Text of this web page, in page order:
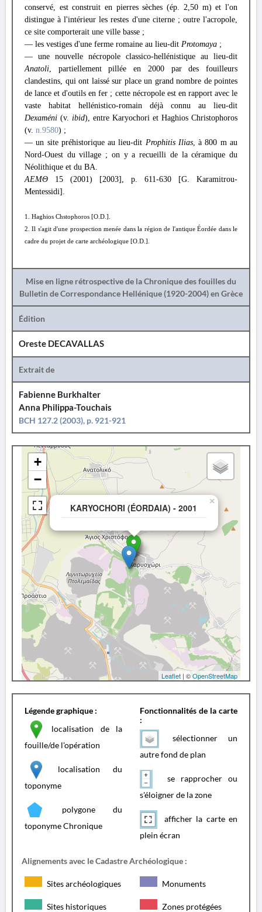
conservé, est construit en pierres sèches (ép. 2,50 m) et l'on
distingue à l'intérieur les restes d'une citerne ; outre l'acropole,
ce site comporterait une ville basse ;
— les vestiges d'une ferme romaine au lieu-dit Protomaya ;
— une nouvelle nécropole classico-hellénistique au lieu-dit
Anatoli, partiellement pillée en 2000 par des fouilleurs
clandestins, qui ont laissé sur place un grand nombre de pointes
de lance et d'outils en fer ; cette nécropole est en rapport avec le
vaste habitat hellénistico-romain déjà connu au lieu-dit
Dexaméni (v. ibid), entre Karyochori et Haghios Christophoros
(v. n.9580) ;
— un site préhistorique au lieu-dit Prophitis Ilias, à 800 m au
Nord-Ouest du village ; on y a recueilli de la céramique du
Néolithique et du ΒΑ.
ΑΕΜΘ 15 (2001) [2003], p. 611-630 [G. Karamitrou-
Mentessidi].
1. Haghios Chstophoros [O.D.].
2. Il s'agit d'une prospection menée dans la région de l'antique Éordée dans le
cadre du projet de carte archéologique [O.D.].
Mise en ligne rétrospective de la Chronique des fouilles du
Bulletin de Correspondance Hellénique (1920-2004) en Grèce
Édition
Oreste DECAVALLAS
Extrait de
Fabienne Burkhalter
Anna Philippa-Touchais
BCH 127.2 (2003), p. 921-921
KARYOCHORI (ÉORDAIA) - 2001
×
+
−
Leaflet | ©OpenStreetMap
Légende graphique :
localisation de la
fouille/de l'opération
localisation du
toponyme
polygone du
toponyme Chronique
Fonctionnalités de la carte
:
sélectionner un
autre fond de plan
se rapprocher ou
s'éloigner de la zone
afficher la carte en
plein écran
Alignements avec le Cadastre Archéologique :
Sites archéologiques Monuments
Sites historiques Zones protégées